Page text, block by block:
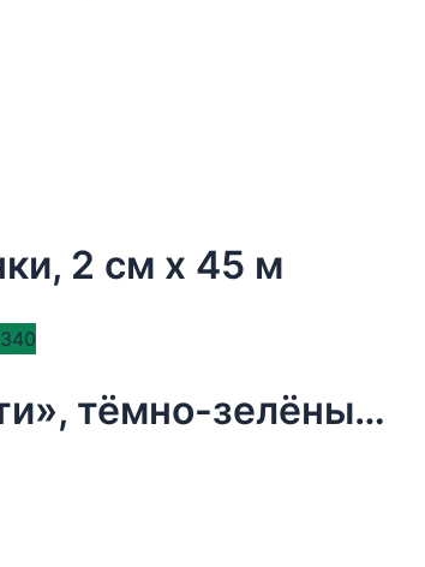
2 см х 45 м
Бумага упаковочная тишью, «Конфетти», тёмно-зелёный, 50 х 66 см 9618340